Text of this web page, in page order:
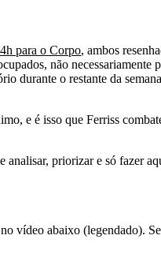
4h para o Corpo, ambos
não
durante o restante da
e é isso que Ferriss
priorizar e só fazer
vídeo abaixo (legendado).